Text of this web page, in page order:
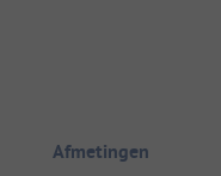
Afmetingen